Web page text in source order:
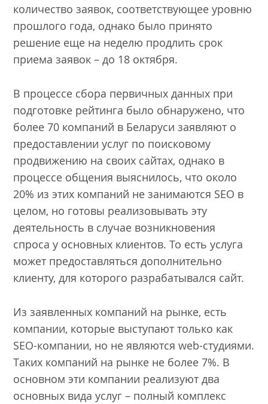
количество заявок, соответствующее уровню
прошлого года, однако было принято
решение еще на неделю продлить срок
приема заявок – до 18 октября.
В процессе сбора первичных данных при
подготовке рейтинга было обнаружено, что
более 70 компаний в Беларуси заявляют о
предоставлении услуг по поисковому
продвижению на своих сайтах, однако в
процессе общения выяснилось, что около
20% из этих компаний не занимаются SEO в
целом, но готовы реализовывать эту
деятельность в случае возникновения
спроса у основных клиентов. То есть услуга
может предоставляться дополнительно
клиенту, для которого разрабатывался сайт.
Из заявленных компаний на рынке, есть
компании, которые выступают только как
SEO-компании, но не являются web-студиями.
Таких компаний на рынке не более 7%. В
основном эти компании реализуют два
основных вида услуг – полный комплекс